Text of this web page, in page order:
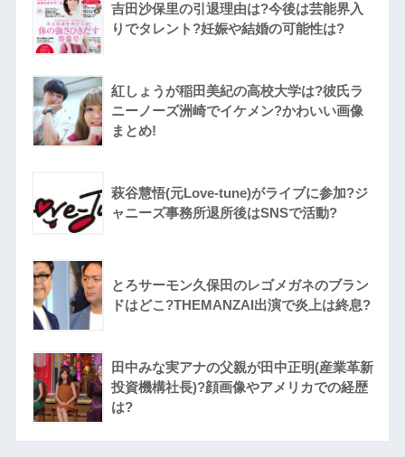
吉田沙保里の引退理由は?今後は芸能界入
りでタレント?妊娠や結婚の可能性は?
紅しょうが稲田美紀の高校大学は?彼氏ラ
ニーノーズ洲崎でイケメン?かわいい画像
まとめ!
萩谷慧悟(元Love-tune)がライブに参加?ジ
ャニーズ事務所退所後はSNSで活動?
とろサーモン久保田のレゴメガネのブラン
ドはどこ?THEMANZAI出演で炎上は終息?
田中みな実アナの父親が田中正明(産業革新
投資機構社長)?顔画像やアメリカでの経歴
は?